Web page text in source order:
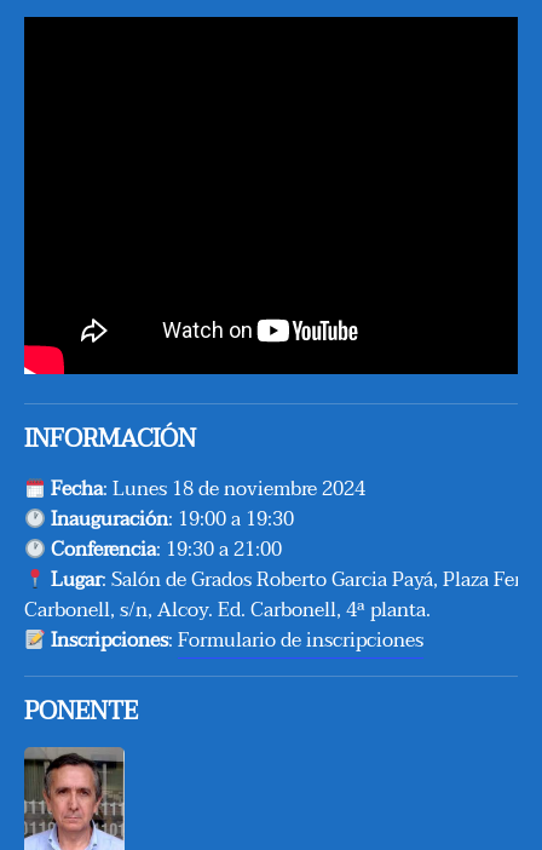
INFORMACIÓN
Fecha: Lunes 18 de noviembre 2024
Inauguración: 19:00 a 19:30
Conferencia: 19:30 a 21:00
Lugar:Salón de Grados Roberto Garcia Payá, Plaza
Carbonell, s/n, Alcoy. Ed. Carbonell, 4ª planta.
Inscripciones:Formulario de inscripciones
PONENTE